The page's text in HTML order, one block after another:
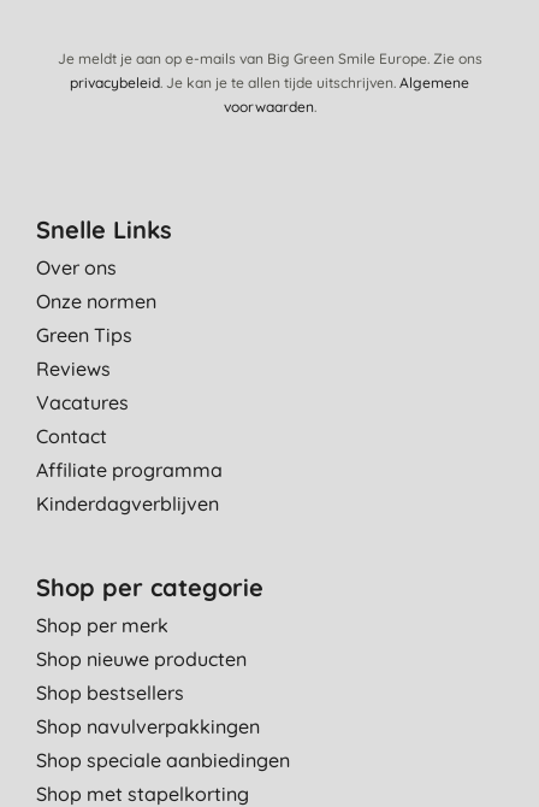
Je meldt je aan op e-mails van Big Green Smile Europe. Zie ons
privacybeleid. Je kan je te allen tijde uitschrijven. Algemene
voorwaarden.
Snelle Links
Over ons
Onze normen
Green Tips
Reviews
Vacatures
Contact
Affiliate programma
Kinderdagverblijven
Shop per categorie
Shop per merk
Shop nieuwe producten
Shop bestsellers
Shop navulverpakkingen
Shop speciale aanbiedingen
Shop met stapelkorting